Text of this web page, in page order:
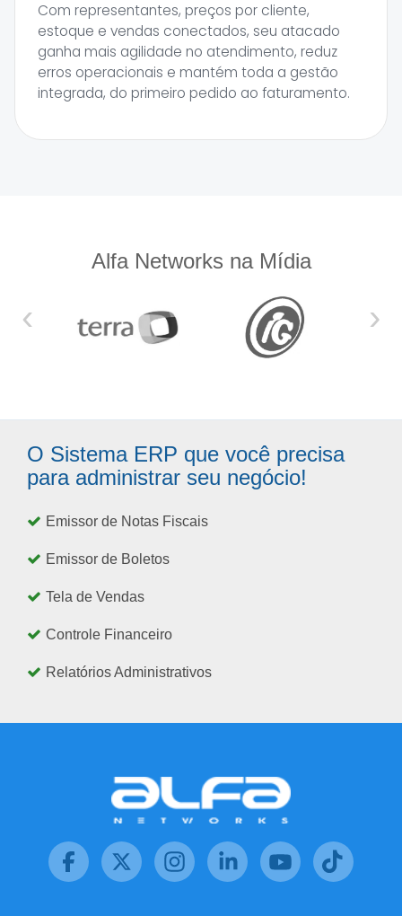
Com representantes, preços por cliente,
estoque e vendas conectados, seu atacado
ganha mais agilidade no atendimento, reduz
erros operacionais e mantém toda a gestão
integrada, do primeiro pedido ao faturamento.
Alfa Networks na Mídia
‹ ›
O Sistema ERP que você precisa
para administrar seu negócio!
Emissor de Notas Fiscais
Emissor de Boletos
Tela de Vendas
Controle Financeiro
Relatórios Administrativos